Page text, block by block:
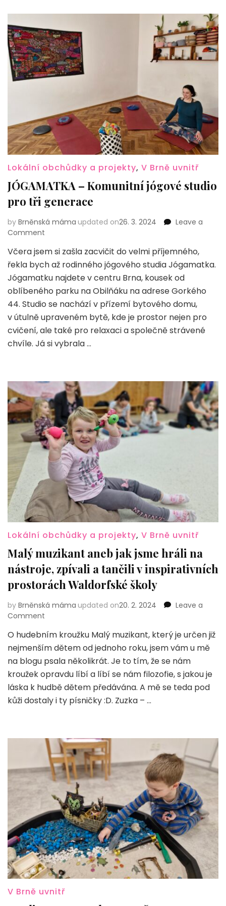
Lokální obchůdky a projekty, V Brně uvnitř
JÓGAMATKA – Komunitní jógové studio
pro tři generace
by Brněnská máma updated on26. 3. 2024
Leave a
Comment
–
Komunitní
jógové
studio
pro
tři
generace
Včera jsem si zašla zacvičit do velmi příjemného,
řekla bych až rodinného jógového studia Jógamatka.
Jógamatku najdete v centru Brna, kousek od
oblíbeného parku na Obilňáku na adrese Gorkého
44. Studio se nachází v přízemí bytového domu,
v útulně upraveném bytě, kde je prostor nejen pro
cvičení, ale také pro relaxaci a společně strávené
chvíle. Já si vybrala …
Lokální obchůdky a projekty, V Brně uvnitř
Malý muzikant aneb jak jsme hráli na
nástroje, zpívali a tančili v inspirativních
prostorách Waldorfské školy
by Brněnská máma updated on20. 2. 2024
Leave a
Comment
muzikant
aneb
jak
jsme
hráli
na
nástroje,
v inspirativních
prostorách
Waldorfské
školy
O hudebním kroužku Malý muzikant, který je určen již
nejmenším dětem od jednoho roku, jsem vám u mě
na blogu psala několikrát. Je to tím, že se nám
kroužek opravdu líbí a líbí se nám filozofie, s jakou je
láska k hudbě dětem předávána. A mě se teda pod
kůži dostaly i ty písničky :D. Zuzka – …
V Brně uvnitř